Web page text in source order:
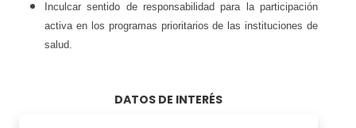
Inculcar sentido de responsabilidad para la participación
activa en los programas prioritarios de las instituciones de
salud.
DATOS DE INTERÉS